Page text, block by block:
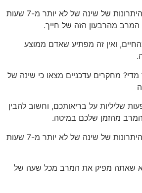
במאמר זה, נחקור את היתרונות של שינה של לא יותר מ-7 שעות
המרב מהרבעון הזה של חייך.
ואין זה מפתיע שאדם ממוצע
מחקרים עדכניים מצאו כי שינה של
שליליות על בריאותכם, וחשוב להבין
מהזמן שלכם במיטה.
במאמר זה, נחקור את היתרונות של שינה של לא יותר מ-7 שעות
שאתה מפיק את המרב מכל שעה של